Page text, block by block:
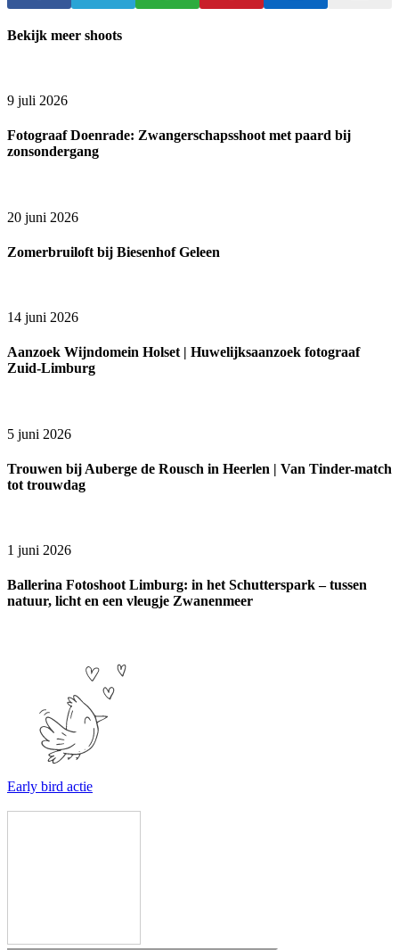
Bekijk meer shoots
9 juli 2026
Fotograaf Doenrade: Zwangerschapsshoot met paard bij
zonsondergang
20 juni 2026
Zomerbruiloft bij Biesenhof Geleen
14 juni 2026
Aanzoek Wijndomein Holset | Huwelijksaanzoek fotograaf
Zuid-Limburg
5 juni 2026
Trouwen bij Auberge de Rousch in Heerlen | Van Tinder-match
tot trouwdag
1 juni 2026
Ballerina Fotoshoot Limburg: in het Schutterspark – tussen
natuur, licht en een vleugje Zwanenmeer
Early bird actie